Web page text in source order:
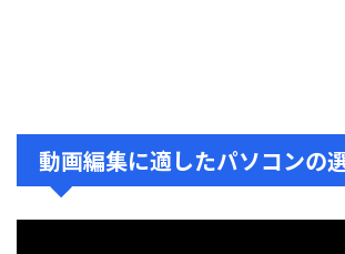
動画編集に適したパソコンの